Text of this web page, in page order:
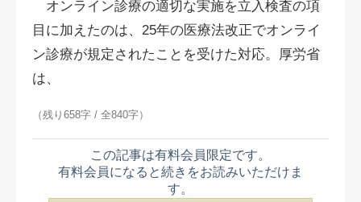
オンライン診療の適切な実施を立入検査の項
目に加えたのは、25年の医療法改正でオンライ
ン診療が規定されたことを受けた対応。厚労省
は、
（残り658字 / 全840字）
この記事は有料会員限定です。
有料会員になると続きをお読みいただけま
す。